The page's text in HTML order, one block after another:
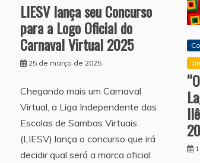
LIESV lança seu Concurso
para a Logo Oficial do
Carnaval Virtual 2025
25 de março de 2025
Chegando mais um Carnaval
Virtual, a Liga Independente das
Escolas de Sambas Virtuais
(LIESV) lança o concurso que irá
decidir qual será a marca oficial